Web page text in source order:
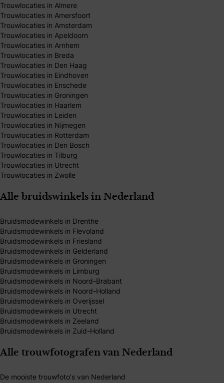
Trouwlocaties in Almere
Trouwlocaties in Amersfoort
Trouwlocaties in Amsterdam
Trouwlocaties in Apeldoorn
Trouwlocaties in Arnhem
Trouwlocaties in Breda
Trouwlocaties in Den Haag
Trouwlocaties in Eindhoven
Trouwlocaties in Enschede
Trouwlocaties in Groningen
Trouwlocaties in Haarlem
Trouwlocaties in Leiden
Trouwlocaties in Nijmegen
Trouwlocaties in Rotterdam
Trouwlocaties in Den Bosch
Trouwlocaties in Tilburg
Trouwlocaties in Utrecht
Trouwlocaties in Zwolle
Alle bruidswinkels in Nederland
Bruidsmodewinkels in Drenthe
Bruidsmodewinkels in Flevoland
Bruidsmodewinkels in Friesland
Bruidsmodewinkels in Gelderland
Bruidsmodewinkels in Groningen
Bruidsmodewinkels in Limburg
Bruidsmodewinkels in Noord-Brabant
Bruidsmodewinkels in Noord-Holland
Bruidsmodewinkels in Overijssel
Bruidsmodewinkels in Utrecht
Bruidsmodewinkels in Zeeland
Bruidsmodewinkels in Zuid-Holland
Alle trouwfotografen van Nederland
De mooiste trouwfoto's van Nederland